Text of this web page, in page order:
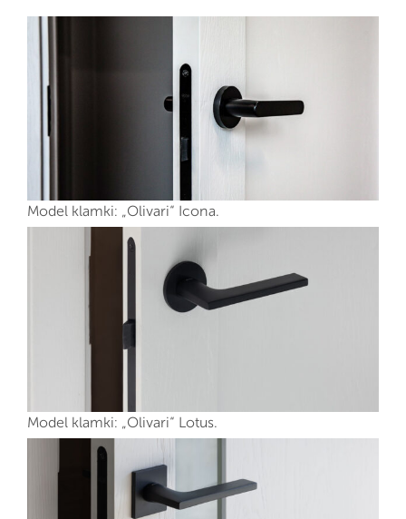
Model klamki: „Olivari“ Icona.
Model klamki: „Olivari“ Lotus.